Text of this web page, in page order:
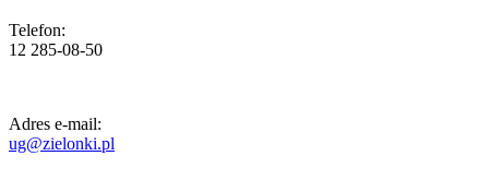
Telefon:
12 285-08-50
Adres e-mail:
ug@zielonki.pl